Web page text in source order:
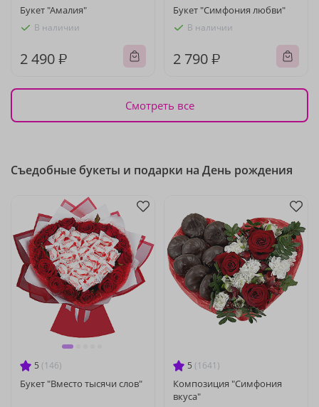
Букет "Амалия"
В наличии
2 490 ₽
Букет "Симфония любви"
В наличии
2 790 ₽
Смотреть все
Съедобные букеты и подарки на День рождения
5 (146)
Букет "Вместо тысячи слов"
5 (1641)
Композиция "Симфония
вкуса"